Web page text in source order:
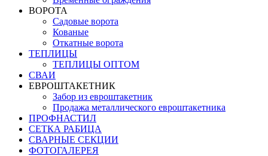
ВОРОТА
Садовые ворота
Кованые
Откатные ворота
ТЕПЛИЦЫ
ТЕПЛИЦЫ ОПТОМ
СВАИ
ЕВРОШТАКЕТНИК
Забор из евроштакетник
Продажа металлического евроштакетника
ПРОФНАСТИЛ
СЕТКА РАБИЦА
СВАРНЫЕ СЕКЦИИ
ФОТОГАЛЕРЕЯ